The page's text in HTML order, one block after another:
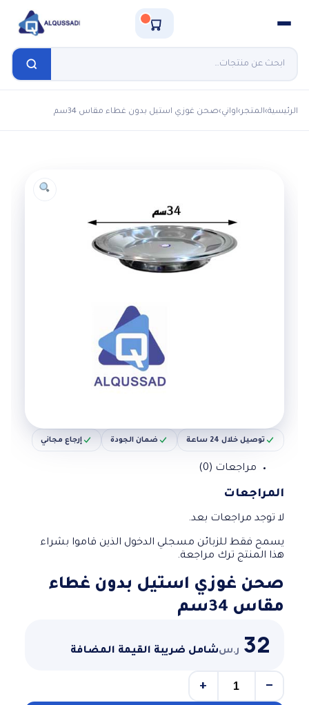
الرئيسية›المتجر›اواني›صحن غوزي استيل بدون غطاء مقاس 34سم
صحن غوزي استيل بدون غطاء
مقاس 34سم
32 ر.سشامل ضريبة القيمة المضافة
−
+
توصيل خلال 24 ساعة ضمان الجودة إرجاع مجاني
مراجعات (0)
المراجعات
لا توجد مراجعات بعد.
يسمح فقط للزبائن مسجلي الدخول الذين قاموا بشراء
هذا المنتج ترك مراجعة.